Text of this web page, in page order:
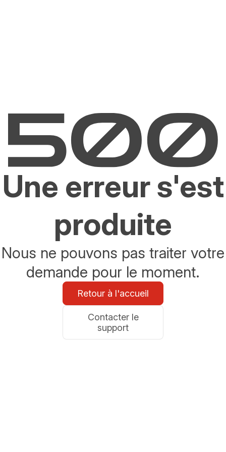
Une erreur s'est
produite
Nous ne pouvons pas traiter votre
demande pour le moment.
Retour à l'accueil
Contacter le
support